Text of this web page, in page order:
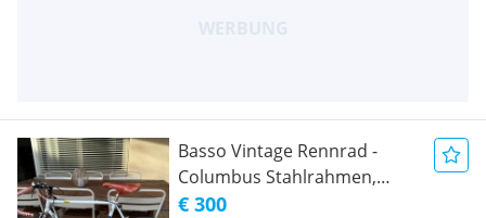
Basso Vintage Rennrad -
Columbus Stahlrahmen,
fahrbereit, Klassiker der 80er
€ 300